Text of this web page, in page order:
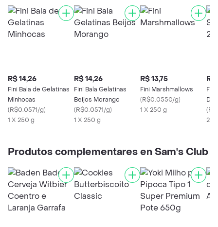
R$ 14,26
Fini Bala de Gelatinas
Minhocas
(R$0.0571/g)
1 X 250 g
R$ 14,26
Fini Bala Gelatinas
Beijos Morango
(R$0.0571/g)
1 X 250 g
R$ 13,75
Fini Marshmallows
(R$0.0550/g)
1 X 250 g
R$
De
(
Produtos complementares en Sam's Club